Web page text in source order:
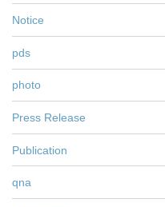
Notice
pds
photo
Press Release
Publication
qna